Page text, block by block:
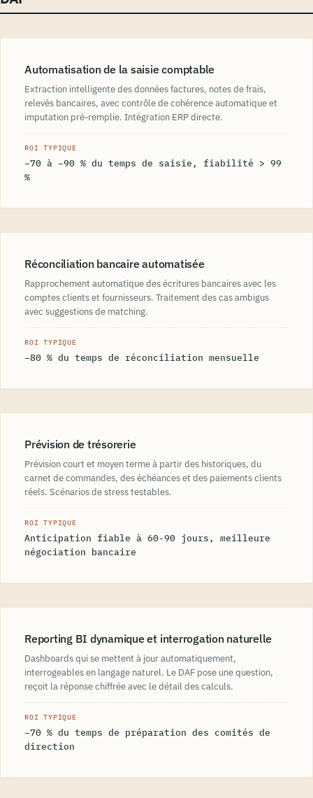
Automatisation de la saisie comptable
Extraction intelligente des données factures, notes de frais,
relevés bancaires, avec contrôle de cohérence automatique et
imputation pré-remplie. Intégration ERP directe.
ROI TYPIQUE
−70 à −90 % du temps de saisie, fiabilité > 99
%
Réconciliation bancaire automatisée
Rapprochement automatique des écritures bancaires avec les
comptes clients et fournisseurs. Traitement des cas ambigus
avec suggestions de matching.
ROI TYPIQUE
−80 % du temps de réconciliation mensuelle
Prévision de trésorerie
Prévision court et moyen terme à partir des historiques, du
carnet de commandes, des échéances et des paiements clients
réels. Scénarios de stress testables.
ROI TYPIQUE
Anticipation fiable à 60-90 jours, meilleure
négociation bancaire
Reporting BI dynamique et interrogation naturelle
Dashboards qui se mettent à jour automatiquement,
interrogeables en langage naturel. Le DAF pose une question,
reçoit la réponse chiffrée avec le détail des calculs.
ROI TYPIQUE
−70 % du temps de préparation des comités de
direction